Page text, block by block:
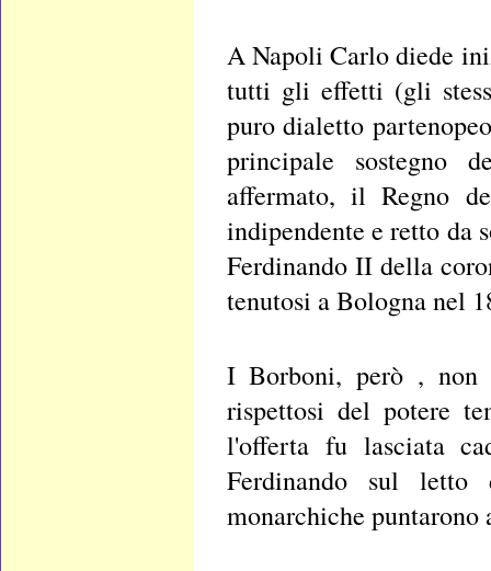
A Napoli Carlo diede
tutti gli effetti (gli
puro dialetto
principale sostegno
affermato, il Regno
indipendente e retto da
Ferdinando II della
tenutosi a Bologna nel
I Borboni, però , non
rispettosi del potere
l'offerta fu lasciata
Ferdinando sul
monarchiche puntarono